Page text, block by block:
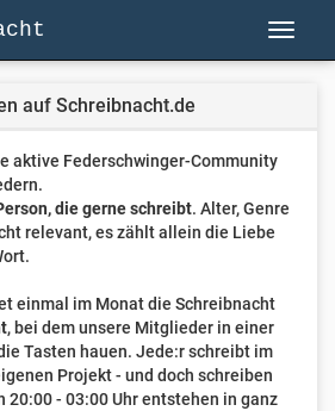
auf Schreibnacht.de
aktive Federschwinger-Community
die gerne schreibt. Alter, Genre
relevant, es zählt allein die Liebe
einmal im Monat die Schreibnacht
, bei dem unsere Mitglieder in einer
Tasten hauen. Jede:r schreibt im
Projekt - und doch schreiben
- 03:00 Uhr entstehen in ganz